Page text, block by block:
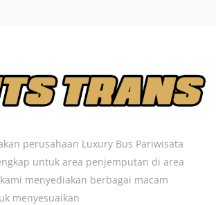
perusahaan Luxury Bus Pariwisata
untuk area penjemputan di area
menyediakan berbagai macam
menyesuaikan